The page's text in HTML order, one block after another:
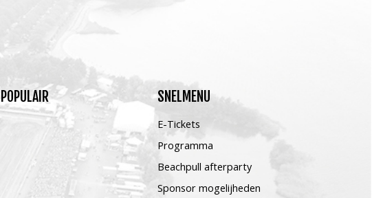
POPULAIR SNELMENU
E-Tickets
Programma
Beachpull afterparty
Sponsor mogelijheden